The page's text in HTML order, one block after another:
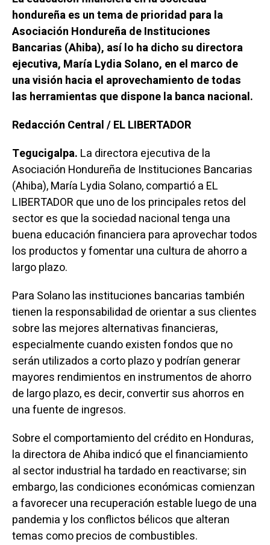
hondureña es un tema de prioridad para la
Asociación Hondureña de Instituciones
Bancarias (Ahiba), así lo ha dicho su directora
ejecutiva, María Lydia Solano, en el marco de
una visión hacia el aprovechamiento de todas
las herramientas que dispone la banca nacional.
Redacción Central / EL LIBERTADOR
Tegucigalpa. La directora ejecutiva de la
Asociación Hondureña de Instituciones Bancarias
(Ahiba), María Lydia Solano, compartió a EL
LIBERTADOR que uno de los principales retos del
sector es que la sociedad nacional tenga una
buena educación financiera para aprovechar todos
los productos y fomentar una cultura de ahorro a
largo plazo.
Para Solano las instituciones bancarias también
tienen la responsabilidad de orientar a sus clientes
sobre las mejores alternativas financieras,
especialmente cuando existen fondos que no
serán utilizados a corto plazo y podrían generar
mayores rendimientos en instrumentos de ahorro
de largo plazo, es decir, convertir sus ahorros en
una fuente de ingresos.
Sobre el comportamiento del crédito en Honduras,
la directora de Ahiba indicó que el financiamiento
al sector industrial ha tardado en reactivarse; sin
embargo, las condiciones económicas comienzan
a favorecer una recuperación estable luego de una
pandemia y los conflictos bélicos que alteran
temas como precios de combustibles.